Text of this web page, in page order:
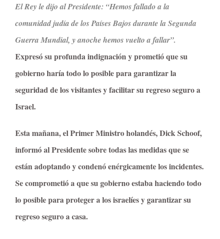
El Rey le dijo al Presidente: “Hemos fallado a la
comunidad judía de los Países Bajos durante la Segunda
Guerra Mundial, y anoche hemos vuelto a fallar”.
Expresó su profunda indignación y prometió que su
gobierno haría todo lo posible para garantizar la
seguridad de los visitantes y facilitar su regreso seguro a
Israel.
Esta mañana, el Primer Ministro holandés, Dick Schoof,
informó al Presidente sobre todas las medidas que se
están adoptando y condenó enérgicamente los incidentes.
Se comprometió a que su gobierno estaba haciendo todo
lo posible para proteger a los israelíes y garantizar su
regreso seguro a casa.